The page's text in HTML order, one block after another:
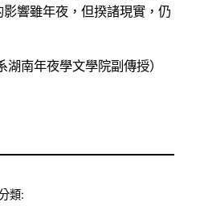
影響雖年夜，但揆諸現實，仍
湖南年夜學文學院副傳授）
類: